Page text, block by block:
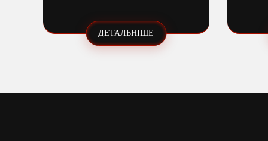
ДЕТАЛЬНІШЕ